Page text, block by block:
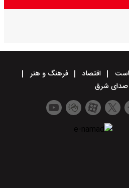
اقتصاد
فرهنگ و هنر
صدای شرق